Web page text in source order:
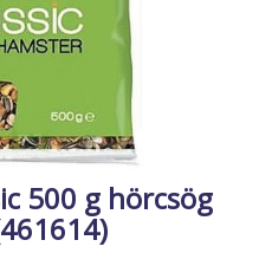
500 g hörcsög